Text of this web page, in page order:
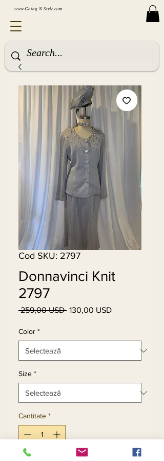
www.Going-N-Style.com
Cod SKU: 2797
Donnavinci Knit
2797
259,00 USD Preț
130,00 USDPreț
Color *
Size *
Cantitate *